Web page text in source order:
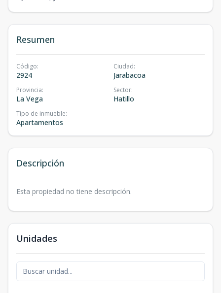
Resumen
Código:
2924
Ciudad:
Jarabacoa
Provincia:
La Vega
Sector:
Hatillo
Tipo de inmueble:
Apartamentos
Descripción
Esta propiedad no tiene descripción.
Unidades